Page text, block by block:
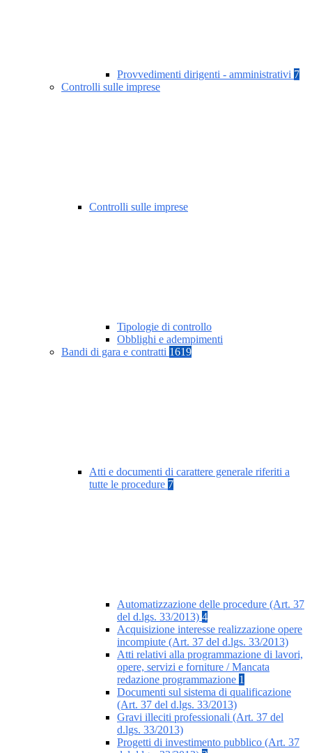
Provvedimenti dirigenti - amministrativi 7
Controlli sulle imprese
Controlli sulle imprese
Tipologie di controllo
Obblighi e adempimenti
Bandi di gara e contratti 1619
Atti e documenti di carattere generale riferiti a
tutte le procedure 7
Automatizzazione delle procedure (Art. 37
del d.lgs. 33/2013) 4
Acquisizione interesse realizzazione opere
incompiute (Art. 37 del d.lgs. 33/2013)
Atti relativi alla programmazione di lavori,
opere, servizi e forniture / Mancata
redazione programmazione 1
Documenti sul sistema di qualificazione
(Art. 37 del d.lgs. 33/2013)
Gravi illeciti professionali (Art. 37 del
d.lgs. 33/2013)
Progetti di investimento pubblico (Art. 37